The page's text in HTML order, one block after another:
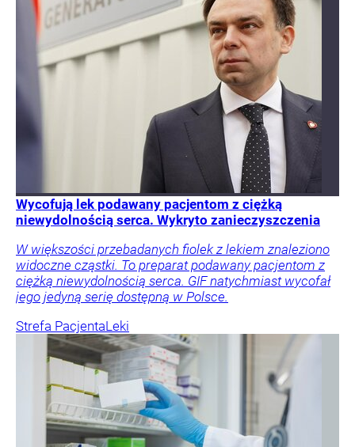
Wycofują lek podawany pacjentom z ciężką
niewydolnością serca. Wykryto zanieczyszczenia
W większości przebadanych fiolek z lekiem znaleziono
widoczne cząstki. To preparat podawany pacjentom z
ciężką niewydolnością serca. GIF natychmiast wycofał
jego jedyną serię dostępną w Polsce.
Strefa PacjentaLeki